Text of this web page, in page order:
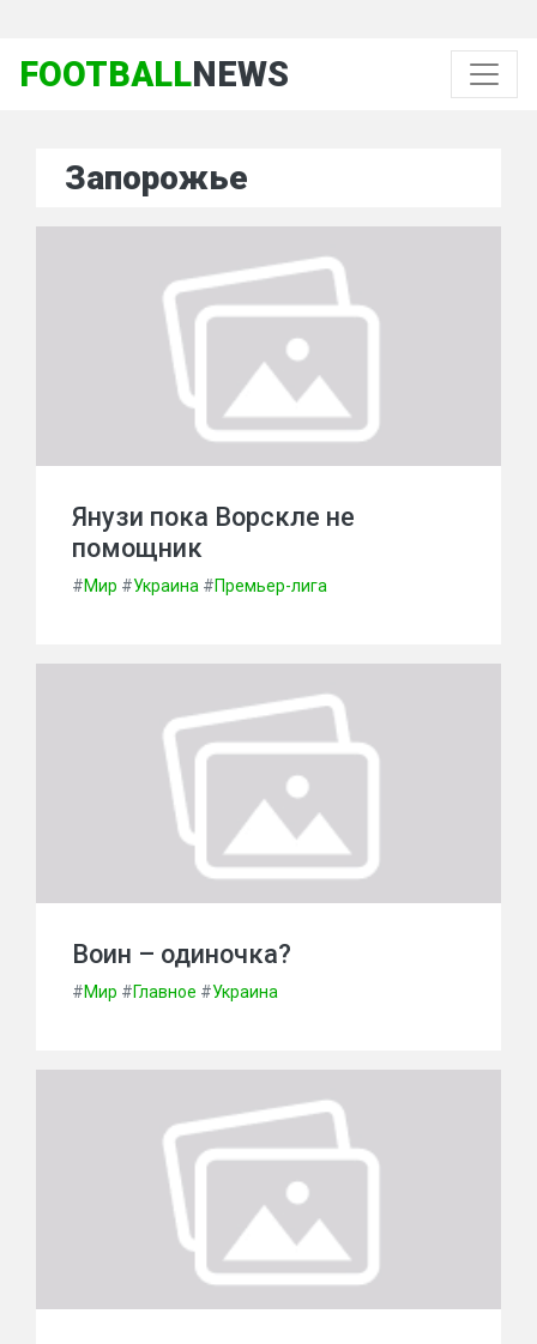
FOOTBALLNEWS
Запорожье
Янузи пока Ворскле не
помощник
#Мир #Украина #Премьер-лига
Воин – одиночка?
#Мир #Главное #Украина